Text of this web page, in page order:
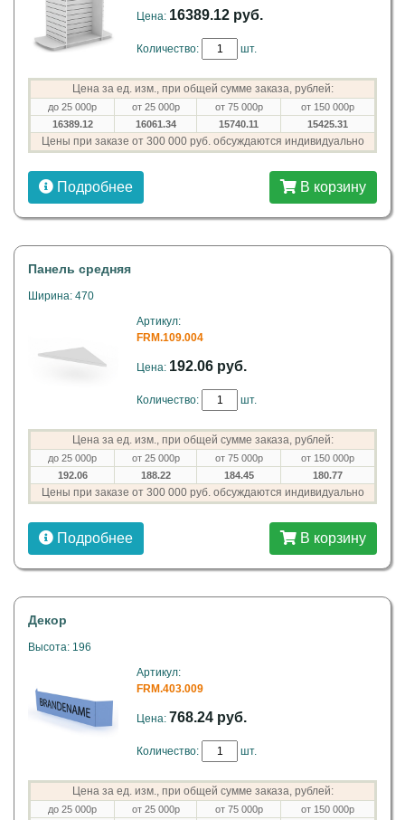
Цена: 16389.12 руб.
Количество: шт.
Цена за ед. изм., при общей сумме заказа, рублей:
до 25 000р от 25 000р от 75 000р
от 150 000р
16389.12
16061.34 15740.11 15425.31
Цены при заказе от 300 000 руб. обсуждаются индивидуально
Подробнее В корзину
Панель средняя
Ширина: 470
Артикул:
FRM.109.004
Цена: 192.06 руб.
Количество: шт.
Цена за ед. изм., при общей сумме заказа, рублей:
до 25 000р от 25 000р от 75 000р
от 150 000р
192.06
188.22 184.45 180.77
Цены при заказе от 300 000 руб. обсуждаются индивидуально
Подробнее В корзину
Декор
Высота: 196
Артикул:
FRM.403.009
Цена: 768.24 руб.
Количество: шт.
Цена за ед. изм., при общей сумме заказа, рублей:
до 25 000р от 25 000р от 75 000р
от 150 000р